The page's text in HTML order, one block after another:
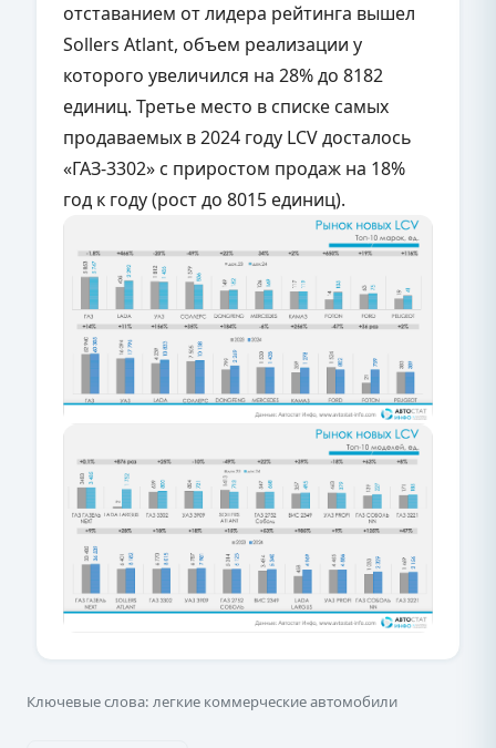
отставанием от лидера рейтинга вышел
Sollers Atlant, объем реализации у
которого увеличился на 28% до 8182
единиц. Третье место в списке самых
продаваемых в 2024 году LCV досталось
«ГАЗ-3302» с приростом продаж на 18%
год к году (рост до 8015 единиц).
Ключевые слова: легкие коммерческие автомобили